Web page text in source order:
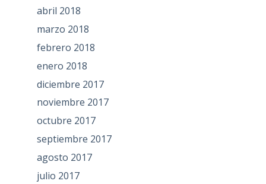
abril 2018
marzo 2018
febrero 2018
enero 2018
diciembre 2017
noviembre 2017
octubre 2017
septiembre 2017
agosto 2017
julio 2017